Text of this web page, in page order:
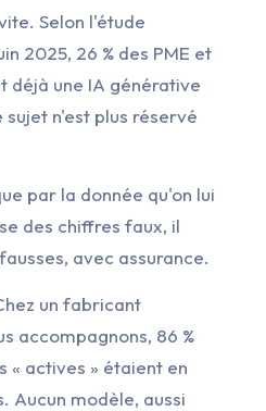
Selon l'étude
2025, 26 % des PME et
déjà une IA générative
sujet n'est plus réservé
par la donnée qu'on lui
des chiffres faux, il
avec assurance.
un fabricant
accompagnons, 86 %
« actives » étaient en
Aucun modèle, aussi